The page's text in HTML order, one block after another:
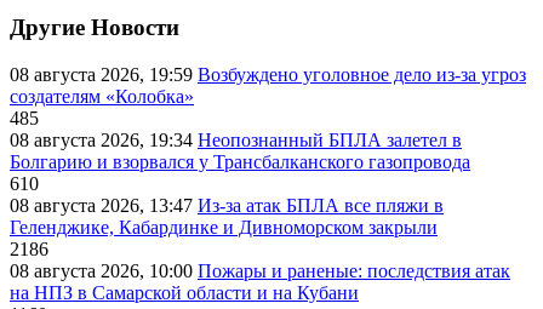
Другие Новости
08 августа 2026, 19:59 Возбуждено уголовное дело из-за угроз
создателям «Колобка»
485
08 августа 2026, 19:34 Неопознанный БПЛА залетел в
Болгарию и взорвался у Трансбалканского газопровода
610
08 августа 2026, 13:47 Из-за атак БПЛА все пляжи в
Геленджике, Кабардинке и Дивноморском закрыли
2186
08 августа 2026, 10:00 Пожары и раненые: последствия атак
на НПЗ в Самарской области и на Кубани